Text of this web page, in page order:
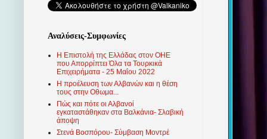
Αναλύσεις-Συμφωνίες
Η Επιστολή της Ελλάδας στον ΟΗΕ
που Απορρίπτει Όλα τα Τουρκικά
Επιχειρήματα - 25 Μαΐου 2022
Η προέλευση των Αλβανών και η θέση
τους στην Οθωμα...
Πώς και πότε οι Αλβανοί
εγκαταστάθηκαν στα Βαλκάνια- Σλαβική
άποψη
Στενά Βοσπόρου- Σύμβαση Μοντρέ